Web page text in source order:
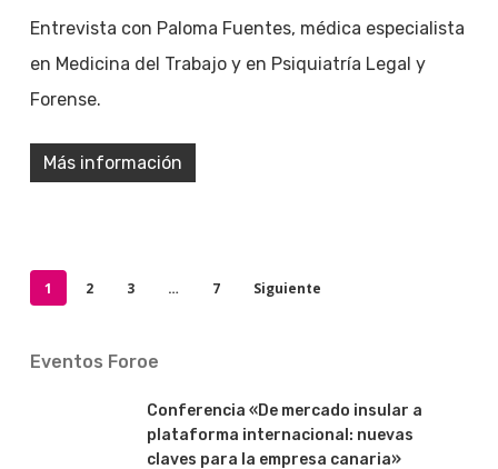
Entrevista con Paloma Fuentes, médica especialista
en Medicina del Trabajo y en Psiquiatría Legal y
Forense.
Más información
1 2 3 … 7 Siguiente
Eventos Foroe
Conferencia «De mercado insular a
plataforma internacional: nuevas
claves para la empresa canaria»